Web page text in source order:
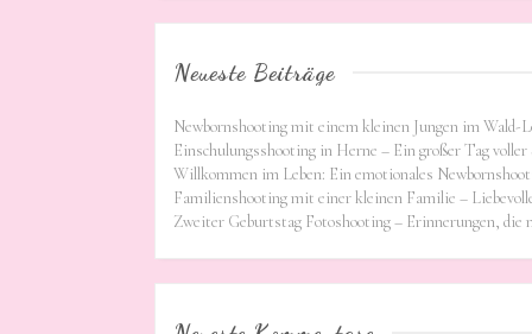
Neueste Beiträge
Newbornshooting mit einem kleinen Jungen im
Einschulungsshooting in Herne – Ein großer Tag voller
Willkommen im Leben: Ein emotionales
Familienshooting mit einer kleinen Familie –
Zweiter Geburtstag Fotoshooting – Erinnerungen, die